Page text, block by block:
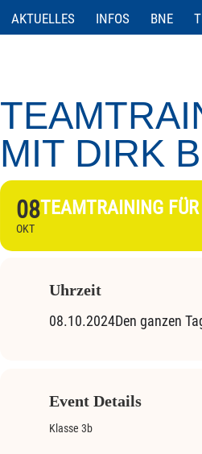
AKTUELLES INFOS BNE
MIT DIRK
08
OKT
TEAMTRAINING
Uhrzeit
08.10.2024Den ganzen
Event Details
Klasse 3b